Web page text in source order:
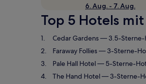
6. Aug. - 7. Aug.
Top 5 Hotels
Cedar Gardens— 3.5-Sterne-
Faraway Follies— 3-Sterne-
Pale Hall Hotel— 5-Sterne-
The Hand Hotel— 3-Sterne-